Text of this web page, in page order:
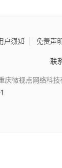
户须知 免责声
联
微视点网络科技